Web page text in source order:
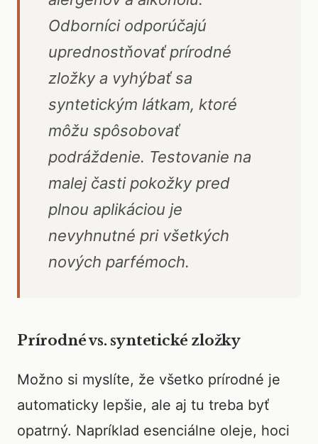
Odborníci odporúčajú
uprednostňovať prírodné
zložky a vyhýbať sa
syntetickým látkam, ktoré
môžu spôsobovať
podráždenie. Testovanie na
malej časti pokožky pred
plnou aplikáciou je
nevyhnutné pri všetkých
nových parfémoch.
Prírodné vs. syntetické zložky
Možno si myslíte, že všetko prírodné je
automaticky lepšie, ale aj tu treba byť
opatrný. Napríklad esenciálne oleje, hoci